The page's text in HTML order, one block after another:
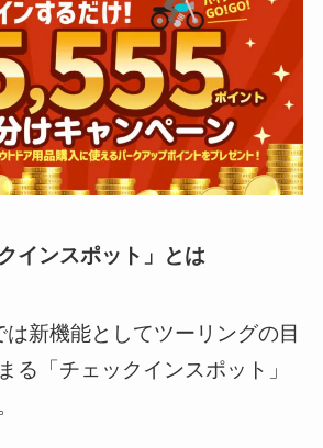
インスポット」とは
新機能としてツーリングの目
る「チェックインスポット」